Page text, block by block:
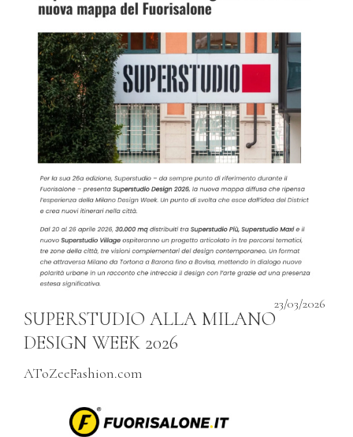
23/03/2026
SUPERSTUDIO ALLA MILANO
DESIGN WEEK 2026
AToZeeFashion.com